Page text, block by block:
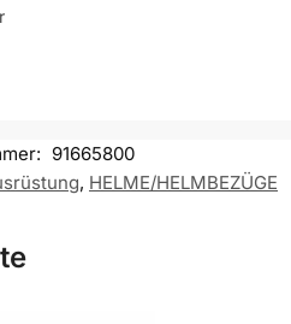
91665800
, HELME/HELMBEZÜGE